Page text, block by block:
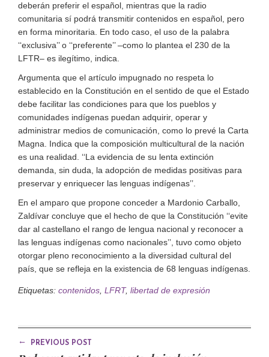
deberán preferir el español, mientras que la radio
comunitaria sí podrá transmitir contenidos en español, pero
en forma minoritaria. En todo caso, el uso de la palabra
‘‘exclusiva’’ o ‘‘preferente’’ –como lo plantea el 230 de la
LFTR– es ilegítimo, indica.
Argumenta que el artículo impugnado no respeta lo
establecido en la Constitución en el sentido de que el Estado
debe facilitar las condiciones para que los pueblos y
comunidades indígenas puedan adquirir, operar y
administrar medios de comunicación, como lo prevé la Carta
Magna. Indica que la composición multicultural de la nación
es una realidad. ‘‘La evidencia de su lenta extinción
demanda, sin duda, la adopción de medidas positivas para
preservar y enriquecer las lenguas indígenas’’.
En el amparo que propone conceder a Mardonio Carballo,
Zaldívar concluye que el hecho de que la Constitución ‘‘evite
dar al castellano el rango de lengua nacional y reconocer a
las lenguas indígenas como nacionales’’, tuvo como objeto
otorgar pleno reconocimiento a la diversidad cultural del
país, que se refleja en la existencia de 68 lenguas indígenas.
Etiquetas: contenidos, LFRT, libertad de expresión
← PREVIOUS POST